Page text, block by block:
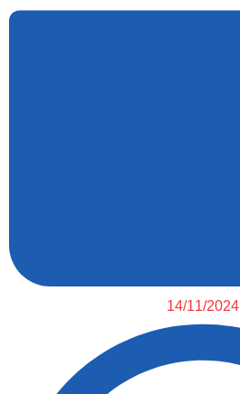
14/11/2024